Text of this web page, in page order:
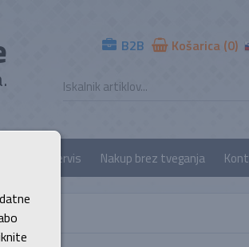
Košarica (0)
B2B
Servis Nakup brez tveganja